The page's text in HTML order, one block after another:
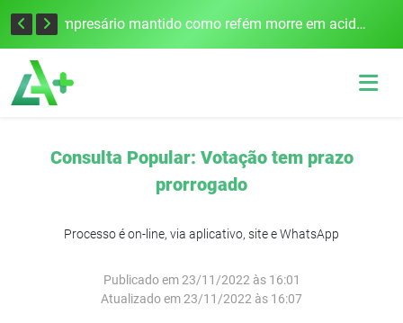
Edital para construção de ponte entre Itapiranga e Barra do Guarita deve ser lançado no segundo semestre Empresário mantido como refém morre em acidente após assalto em Cerro Largo
Consulta Popular: Votação tem prazo
prorrogado
Processo é on-line, via aplicativo, site e WhatsApp
Publicado em 23/11/2022 às 16:01
Atualizado em 23/11/2022 às 16:07